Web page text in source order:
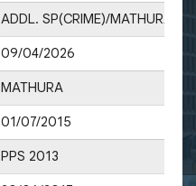
ADDL. SP(CRIME)/MATHURA
09/04/2026
MATHURA
01/07/2015
PPS 2013